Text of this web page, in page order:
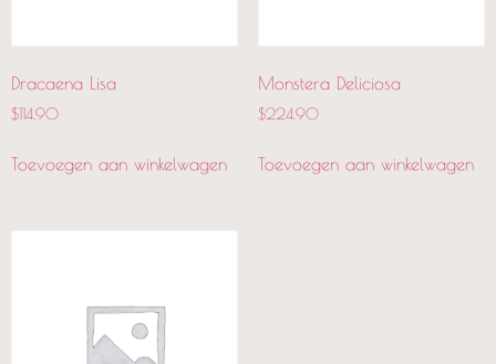
Dracaena Lisa
$114.90
Toevoegen aan winkelwagen
Monstera Deliciosa
$224.90
Toevoegen aan winkelwagen